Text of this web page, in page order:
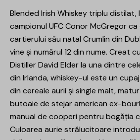
Blended Irish Whiskey triplu distilat,
campionul UFC Conor McGregor ca
cartierului său natal Crumlin din
vine și numărul 12 din nume. Creat
Distiller David Elder la una dintre
din Irlanda, whiskey-ul este un
din cereale aurii și single malt,
butoaie de stejar american ex-
manual de cooperi pentru bogăția
Culoarea aurie strălucitoare